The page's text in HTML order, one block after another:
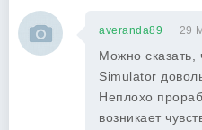
averanda89 29
Можно сказать,
Simulator
Неплохо
возникает